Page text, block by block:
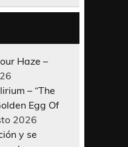
Haze –
– “The
Egg Of
2026
y se